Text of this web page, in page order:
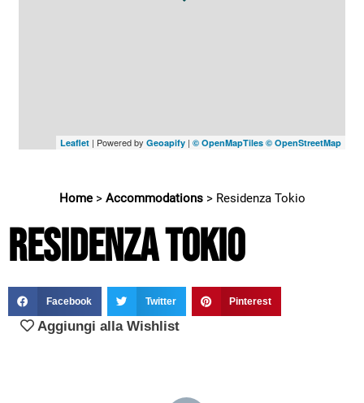
Leaflet | Powered by Geoapify | © OpenMapTiles © OpenStreetMap
Home> Accommodations> Residenza Tokio
Residenza Tokio
Facebook Twitter Pinterest
Aggiungi alla Wishlist